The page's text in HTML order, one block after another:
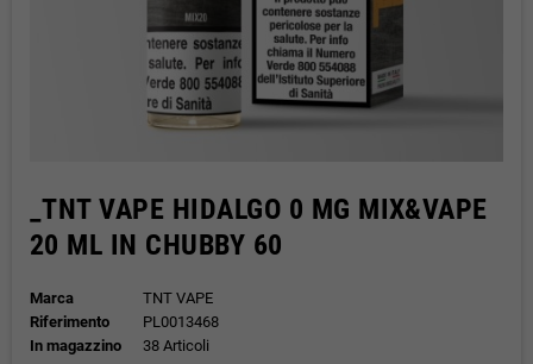
_TNT VAPE HIDALGO 0 MG MIX&VAPE
20 ML IN CHUBBY 60
Marca
TNT VAPE
Riferimento
PL0013468
In magazzino
38 Articoli